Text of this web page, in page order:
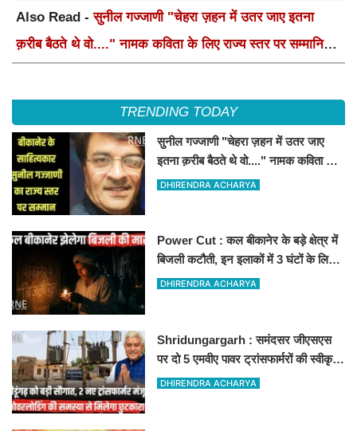
Also Read -सुनील गज्जाणी "चेहरा ज़हन में उतर जाए इतना
क़रीब बैठते थे वो...." नामक कविता के लिए राज्य स्तर पर सम्मानित
TRENDING TODAY
सुनील गज्जाणी "चेहरा ज़हन में उतर जाए
इतना क़रीब बैठते थे वो...." नामक कविता के
लिए राज्य स्तर पर सम्मानित होंगे
DHIRENDRA ACHARYA
Power Cut : कल बीकानेर के बड़े क्षेत्र में
बिजली कटौती, इन इलाकों में 3 घंटों के लिए
बिजली रहेगी गुल
DHIRENDRA ACHARYA
Shridungargarh : समंदसर जीएसएस
पर दो 5 एमवीए पावर ट्रांसफार्मरों की स्वीकृति,
विधायक ताराचंद सारस्वत के सतत प्रयास
DHIRENDRA ACHARYA